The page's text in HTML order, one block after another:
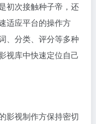
初次接触种子帝，还
适应平台的操作方
、分类、评分等多种
视库中快速定位自己
影视制作方保持密切